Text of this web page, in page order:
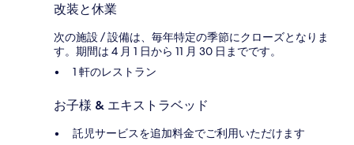
改装と休業
次の施設 / 設備は、毎年特定の季節にクローズとなりま
す。期間は 4 月 1 日から 11 月 30 日までです。
1 軒のレストラン
お子様 & エキストラベッド
託児サービスを追加料金でご利用いただけます